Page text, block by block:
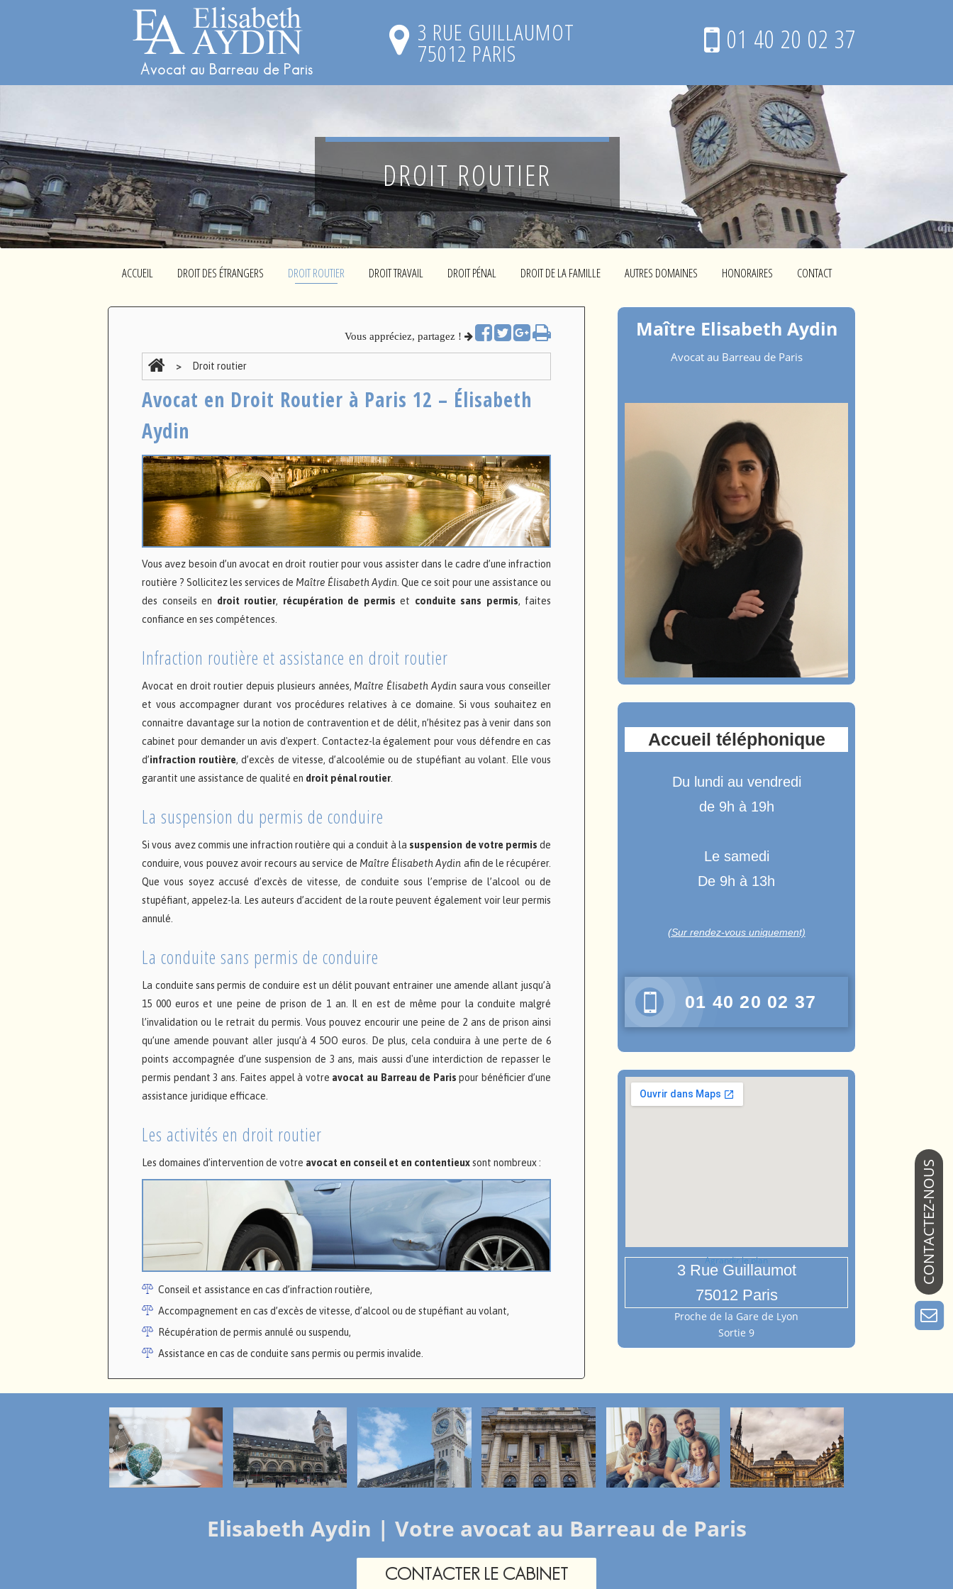
Avocat au Barreau de Paris
3 RUE GUILLAUMOT
75012 PARIS 01 40 20 02 37
DROIT ROUTIER
ACCUEIL DROIT DES ÉTRANGERS DROIT ROUTIER DROIT TRAVAIL DROIT PÉNAL DROIT DE LA FAMILLE AUTRES DOMAINES HONORAIRES CONTACT
Vous appréciez, partagez !
Droit routier
Avocat en Droit Routier à Paris 12 – Élisabeth
Aydin
Vous avez besoin d’un avocat en droit routier pour vous assister dans le cadre d’une infraction
routière ? Sollicitez les services de Maître Élisabeth Aydin . Que ce soit pour une assistance ou
des conseils en droit routier, récupération de permis et conduite sans permis, faites
confiance en ses compétences.
Infraction routière et assistance en droit routier
Avocat en droit routier depuis plusieurs années, Maître Élisabeth Aydin saura vous conseiller
et vous accompagner durant vos procédures relatives à ce domaine. Si vous souhaitez en
connaitre davantage sur la notion de contravention et de délit, n’hésitez pas à venir dans son
cabinet pour demander un avis d'expert. Contactez-la également pour vous défendre en cas
d’infraction routière, d’excès de vitesse, d’alcoolémie ou de stupéfiant au volant. Elle vous
garantit une assistance de qualité en droit pénal routier
La suspension du permis de conduire
Si vous avez commis une infraction routière qui a conduit à la suspension de votre permis de
conduire, vous pouvez avoir recours au service de Maître Élisabeth Aydin afin de le récupérer.
Que vous soyez accusé d’excès de vitesse, de conduite sous l’emprise de l’alcool ou de
stupéfiant, appelez-la. Les auteurs d’accident de la route peuvent également voir leur permis
annulé.
La conduite sans permis de conduire
La conduite sans permis de conduire est un délit pouvant entrainer une amende allant jusqu’à
15 000 euros et une peine de prison de 1 an. Il en est de même pour la conduite malgré
l’invalidation ou le retrait du permis. Vous pouvez encourir une peine de 2 ans de prison ainsi
qu’une amende pouvant aller jusqu’à 4 5OO euros. De plus, cela conduira à une perte de 6
points accompagnée d’une suspension de 3 ans, mais aussi d'une interdiction de repasser le
permis pendant 3 ans. Faites appel à votre avocat au Barreau de Paris pour bénéficier d’une
assistance juridique efficace.
Les activités en droit routier
Les domaines d’intervention de votre avocat en conseil et en contentieuxsont nombreux :
Conseil et assistance en cas d’infraction routière,
Accompagnement en cas d’excès de vitesse, d’alcool ou de stupéfiant au volant,
Récupération de permis annulé ou suspendu,
Assistance en cas de conduite sans permis ou permis invalide.
Maître Elisabeth Aydin
Avocat au Barreau de Paris
Accueil téléphonique
Du lundi au vendredi
de 9h à 19h
Le samedi
De 9h à 13h
(Sur rendez-vous uniquement)
01 40 20 02 37
Agrandir le plan
3 Rue Guillaumot
75012 Paris
Proche de la Gare de Lyon
Sortie 9
Elisabeth Aydin | Votre avocat au Barreau de Paris
CONTACTER LE CABINET